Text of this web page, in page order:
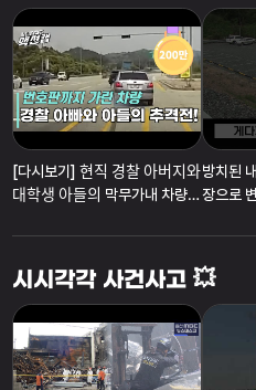
[다시보기] 현직 경찰 아버지와
대학생 아들의 막무가내 차량
방치된
장으로
시시각각 사건사고 💥